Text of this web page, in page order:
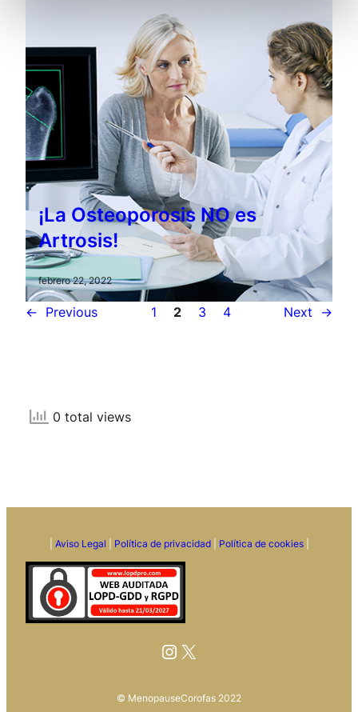
¡La Osteoporosis NO es
Artrosis!
febrero 22, 2022
← Previous 1 2 3 4 Next →
0 total views
Aviso Legal Política de privacidad| Política de cookies|
Instagram
X
© MenopauseCorofas 2022